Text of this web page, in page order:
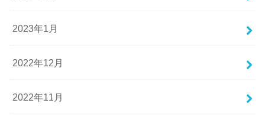
2023年1月
2022年12月
2022年11月